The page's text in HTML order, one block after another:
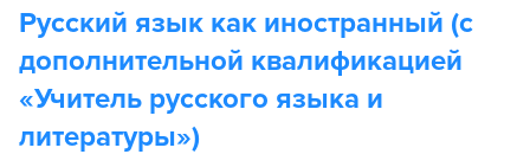
Русский язык как иностранный (с
дополнительной квалификацией
«Учитель русского языка и
литературы»)